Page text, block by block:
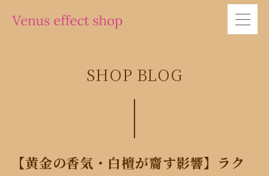
SHOP BLOG
【黄金の香気・白檀が齎す影響】ラク